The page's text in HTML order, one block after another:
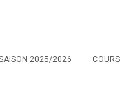
2025/2026 COURS